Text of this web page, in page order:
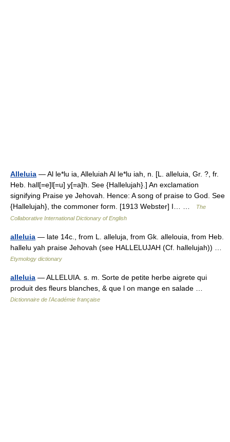
Alleluia — Al le*lu ia, Alleluiah Al le*lu iah, n. [L. alleluia, Gr. ?, fr.
Heb. hall[=e]l[=u] y[=a]h. See {Hallelujah}.] An exclamation
signifying Praise ye Jehovah. Hence: A song of praise to God. See
{Hallelujah}, the commoner form. [1913 Webster] I… …
The
Collaborative International Dictionary of English
alleluia — late 14c., from L. alleluja, from Gk. allelouia, from Heb.
hallelu yah praise Jehovah (see HALLELUJAH (Cf. hallelujah)) …
Etymology dictionary
alleluia — ALLELUIA. s. m. Sorte de petite herbe aigrete qui
produit des fleurs blanches, & que l on mange en salade …
Dictionnaire de l'Académie française